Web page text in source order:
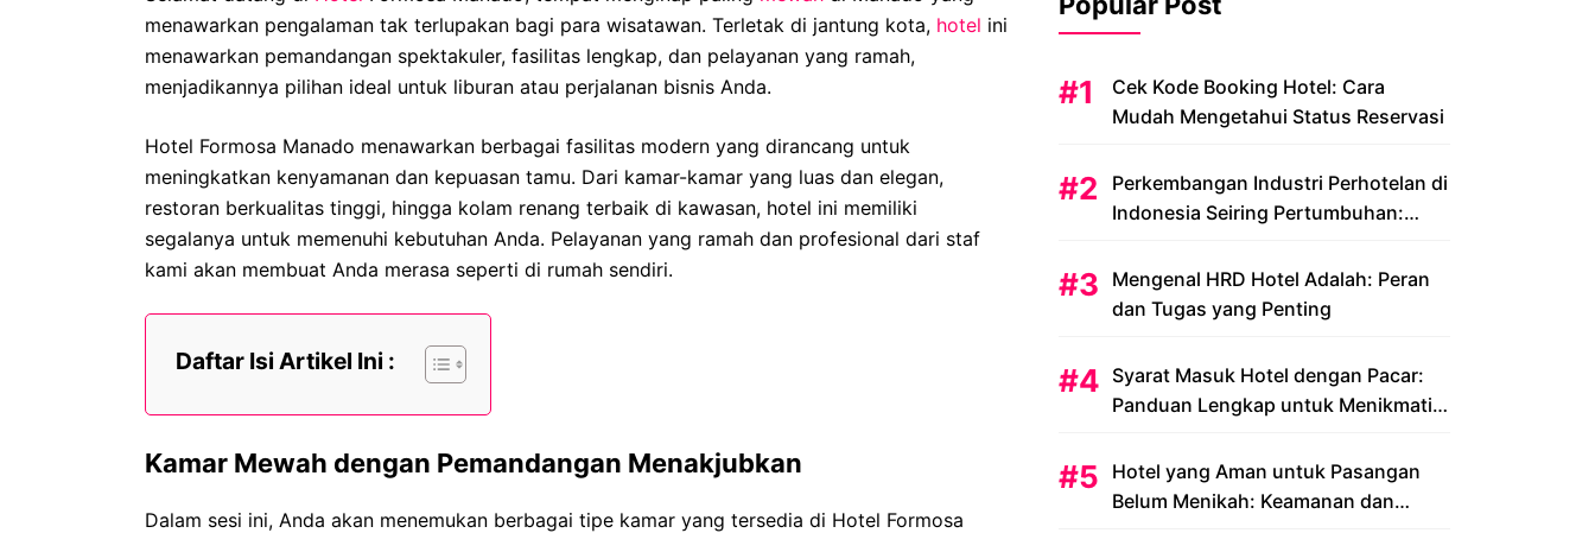
menawarkan pengalaman tak terlupakan bagi para wisatawan. Terletak di jantung kota, hotel ini
menawarkan pemandangan spektakuler, fasilitas lengkap, dan pelayanan yang ramah,
menjadikannya pilihan ideal untuk liburan atau perjalanan bisnis Anda.
Hotel Formosa Manado menawarkan berbagai fasilitas modern yang dirancang untuk
meningkatkan kenyamanan dan kepuasan tamu. Dari kamar-kamar yang luas dan elegan,
restoran berkualitas tinggi, hingga kolam renang terbaik di kawasan, hotel ini memiliki
segalanya untuk memenuhi kebutuhan Anda. Pelayanan yang ramah dan profesional dari staf
kami akan membuat Anda merasa seperti di rumah sendiri.
Daftar Isi Artikel Ini :
Kamar Mewah dengan Pemandangan Menakjubkan
Dalam sesi ini, Anda akan menemukan berbagai tipe kamar yang tersedia di Hotel Formosa
Cek Kode Booking Hotel: Cara
Mudah Mengetahui Status Reservasi
Perkembangan Industri Perhotelan di
Indonesia Seiring Pertumbuhan:
Mengenal HRD Hotel Adalah: Peran
dan Tugas yang Penting
Syarat Masuk Hotel dengan Pacar:
Panduan Lengkap untuk Menikmati
Hotel yang Aman untuk Pasangan
Belum Menikah: Keamanan dan